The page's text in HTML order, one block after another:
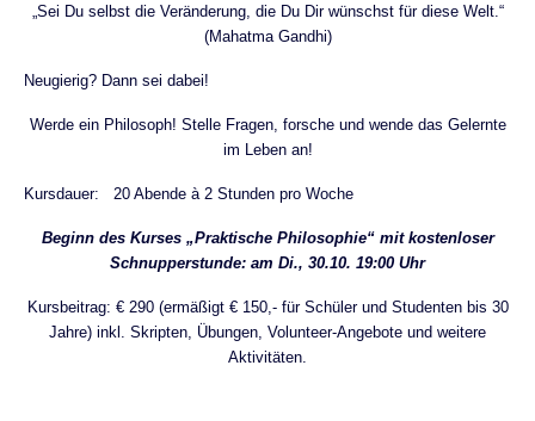
„Sei Du selbst die Veränderung, die Du Dir wünschst für diese Welt.“
(Mahatma Gandhi)
Neugierig? Dann sei dabei!
Werde ein Philosoph! Stelle Fragen, forsche und wende das Gelernte
im Leben an!
Kursdauer: 20 Abende à 2 Stunden pro Woche
Beginn des Kurses „Praktische Philosophie“ mit kostenloser
Schnupperstunde: am Di., 30.10. 19:00 Uhr
Kursbeitrag: € 290 (ermäßigt € 150,- für Schüler und Studenten bis 30
Jahre) inkl. Skripten, Übungen, Volunteer-Angebote und weitere
Aktivitäten.